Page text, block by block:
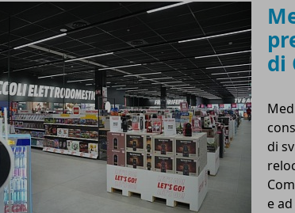
di
di
e